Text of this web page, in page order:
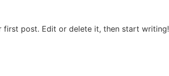
first post. Edit or delete it, then start writing!